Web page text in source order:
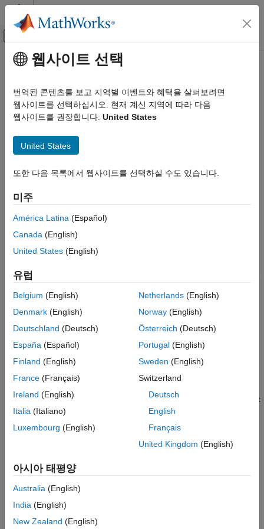
콘텐츠로 바로 가기
오프캔버스 탐색 메뉴 토글
문서 홈
Simulink Coder
코드 효율성
카테고리
메모리 사용량
실행 속도
코드 대체
주요 콘텐츠
이 페이지는 기계 번역을 사용하여 번역되었습니다. 영어 원문을
코드 효율성 상충관계
최적화된 코드를 생성할 때 상충관계를 조정
준정규(subnormal) 숫자 계산을 수행하거나 시뮬레이션과 코드
생성 코드의 효율성을 개선합니다.
시작하려면Design Techniques to Optimize Models for Efficient
Code Generation항목을 참조하십시오.
도움말 항목
Minimize the possibility of execution slowdowns or overruns due
Remove Code for Out-of-Range Floating Point to Integer
Conversions
output type, remove code for out-of-range floating-point to
integer conversions.
If input values of
do not exist in your application, specify that
the code generator remove code that maps
Use code replacement library (CRL) customization entries to
inlining of math functions.
웹사이트 선택
번역된 콘텐츠를 보고 지역별 이벤트와 혜택을 살펴보려면
웹사이트를 선택하십시오. 현재 계신 지역에 따라 다음
웹사이트를 권장합니다: United States
United States
또한 다음 목록에서 웹사이트를 선택하실 수도 있습니다.
미주
América Latina (Español)
Canada (English)
United States (English)
유럽
Belgium (English)
Denmark (English)
Deutschland (Deutsch)
España (Español)
Finland (English)
France (Français)
Ireland (English)
Italia (Italiano)
Luxembourg (English)
Netherlands(English)
Norway(English)
Österreich (Deutsch)
Portugal(English)
Sweden (English)
Switzerland
Deutsch
English
Français
United Kingdom (English)
아시아 태평양
Australia (English)
India (English)
New Zealand (English)